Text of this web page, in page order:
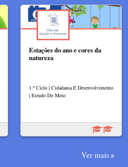
Estações do ano e cores da
natureza
1.º Ciclo | Cidadania E Desenvolvimento
| Estudo Do Meio
Ver mais